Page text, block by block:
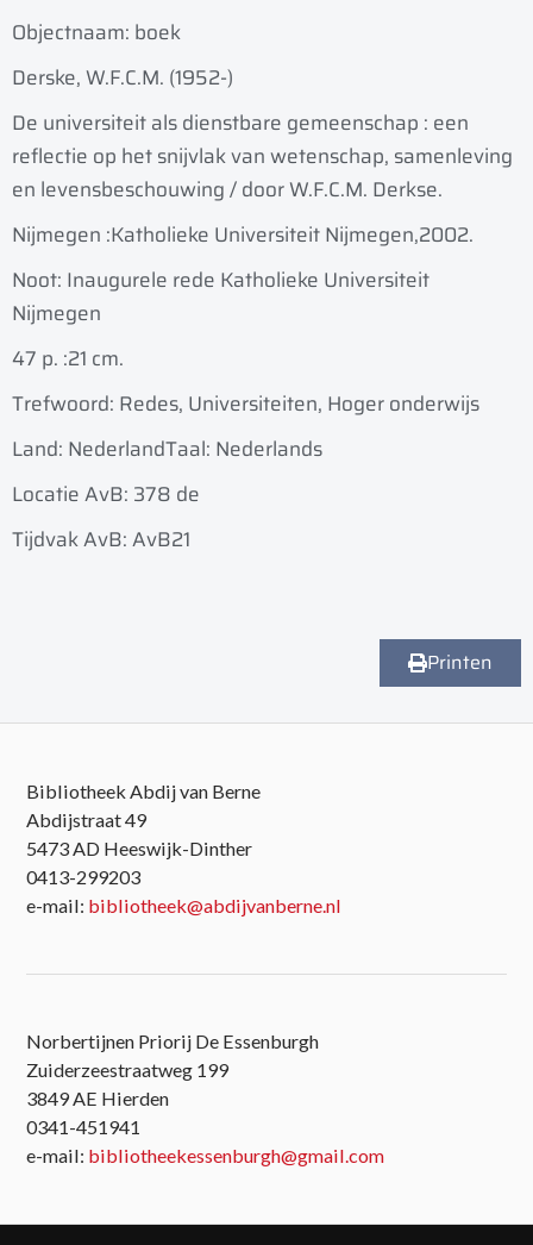
Objectnaam: boek
Derske, W.F.C.M. (1952-)
De universiteit als dienstbare gemeenschap : een
reflectie op het snijvlak van wetenschap, samenleving
en levensbeschouwing / door W.F.C.M. Derkse.
Nijmegen :Katholieke Universiteit Nijmegen,2002.
Noot: Inaugurele rede Katholieke Universiteit
Nijmegen
47 p. :21 cm.
Trefwoord: Redes, Universiteiten, Hoger onderwijs
Land: NederlandTaal: Nederlands
Locatie AvB: 378 de
Tijdvak AvB: AvB21
Printen
Bibliotheek Abdij van Berne
Abdijstraat 49
5473 AD Heeswijk-Dinther
0413-299203
e-mail: bibliotheek@abdijvanberne.nl
Norbertijnen Priorij De Essenburgh
Zuiderzeestraatweg 199
3849 AE Hierden
0341-451941
e-mail: bibliotheekessenburgh@gmail.com